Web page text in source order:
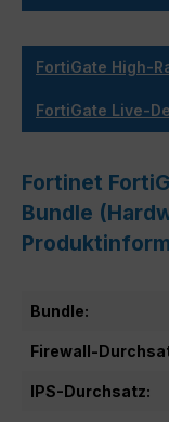
FortiGate High-
FortiGate Live-
Fortinet
Bundle
Bundle:
Firewall-
IPS-Durchsatz: